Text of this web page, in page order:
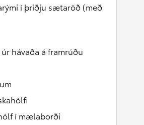
í þriðju sætaröð (með
hávaða á framrúðu
í mælaborði